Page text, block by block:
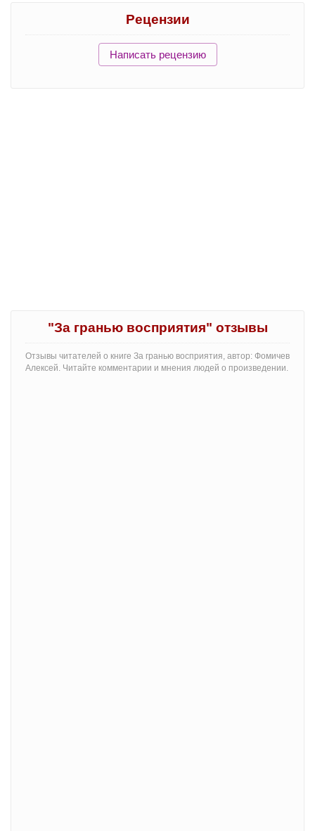
Рецензии
Написать рецензию
"За гранью восприятия" отзывы
Отзывы читателей о книге За гранью восприятия, автор: Фомичев
Алексей. Читайте комментарии и мнения людей о произведении.